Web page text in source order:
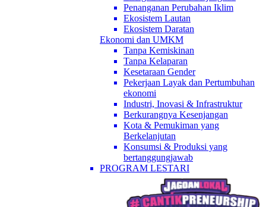
Penanganan Perubahan Iklim
Ekosistem Lautan
Ekosistem Daratan
Ekonomi dan UMKM
Tanpa Kemiskinan
Tanpa Kelaparan
Kesetaraan Gender
Pekerjaan Layak dan Pertumbuhan
ekonomi
Industri, Inovasi & Infrastruktur
Berkurangnya Kesenjangan
Kota & Pemukiman yang
Berkelanjutan
Konsumsi & Produksi yang
bertanggungjawab
PROGRAM LESTARI